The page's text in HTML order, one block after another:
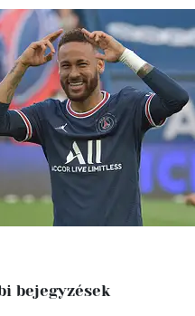
bejegyzések